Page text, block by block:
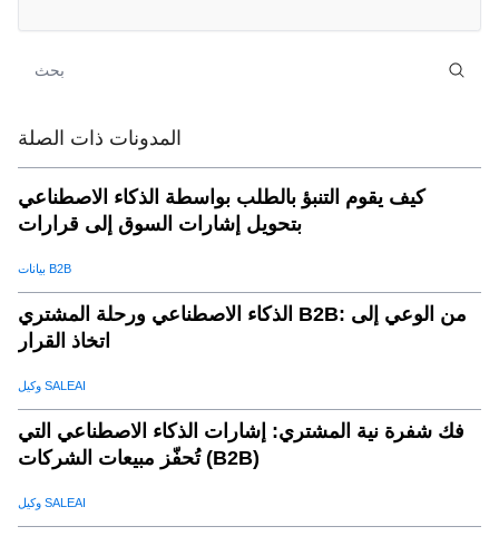
(د) تجزئة العملاء
11
أفضل الممارسات لأتمتة التسويق عبر البريد الإلكترونيفي
التجارة الإلكترونية
14.
(ج) حملات إعادة المشاركة
15.
(د) التحليل والتعديل
16. مستقبل التسويق عبر البريد الإلكتروني للتجارة الإلكترونية
معتخفيضات جي بي تي
المدونات ذات الصلة
كيف يقوم التنبؤ بالطلب بواسطة الذكاء الاصطناعي
بتحويل إشارات السوق إلى قرارات
بيانات B2B
الذكاء الاصطناعي ورحلة المشتري B2B: من الوعي إلى
اتخاذ القرار
وكيل SALEAI
فك شفرة نية المشتري: إشارات الذكاء الاصطناعي التي
تُحفّز مبيعات الشركات (B2B)
وكيل SALEAI